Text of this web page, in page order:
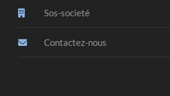
Sos-societé
Contactez-nous